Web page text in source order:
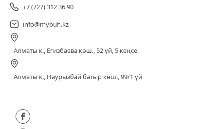
+7 (727) 312 36 90
info@mybuh.kz
Алматы қ., Егизбаева көш., 52 үй, 5 кеңсе
Алматы қ., Наурызбай батыр көш., 99/1 үй